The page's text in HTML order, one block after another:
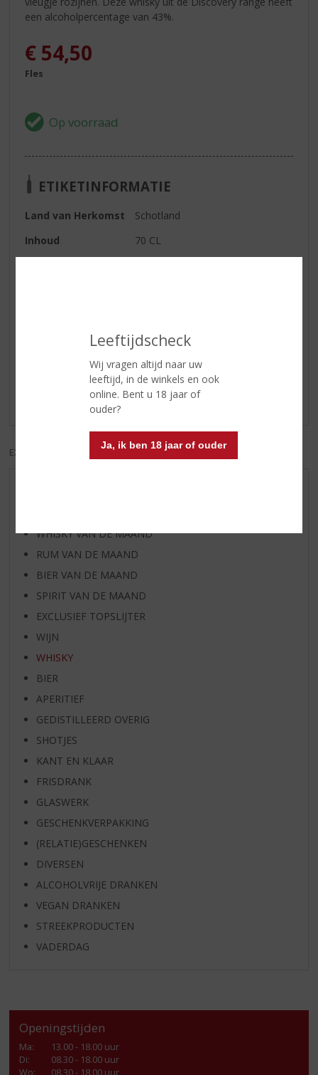
Leeftijdscheck
Wij vragen altijd naar uw
leeftijd, in de winkels en ook
online. Bent u 18 jaar of
ouder?
Ja, ik ben 18 jaar of ouder
een alcoholpercentage van 43%.
€ 54,50
Fles
ETIKETINFORMATIE
Land van Herkomst
Schotland
Inhoud
70 CL
Reviews
Schrijf een review
Er zijn nog geen reviews geplaatst voor dit product
EXCL. BTW INCL. BTW
WHISKY VAN DE MAAND
RUM VAN DE MAAND
BIER VAN DE MAAND
SPIRIT VAN DE MAAND
EXCLUSIEF TOPSLIJTER
WIJN
WHISKY
BIER
APERITIEF
GEDISTILLEERD OVERIG
SHOTJES
KANT EN KLAAR
FRISDRANK
GLASWERK
GESCHENKVERPAKKING
(RELATIE)GESCHENKEN
DIVERSEN
ALCOHOLVRIJE DRANKEN
VEGAN DRANKEN
STREEKPRODUCTEN
VADERDAG
Openingstijden
Ma:
13.00 - 18.00 uur
Di:
08.30 - 18.00 uur